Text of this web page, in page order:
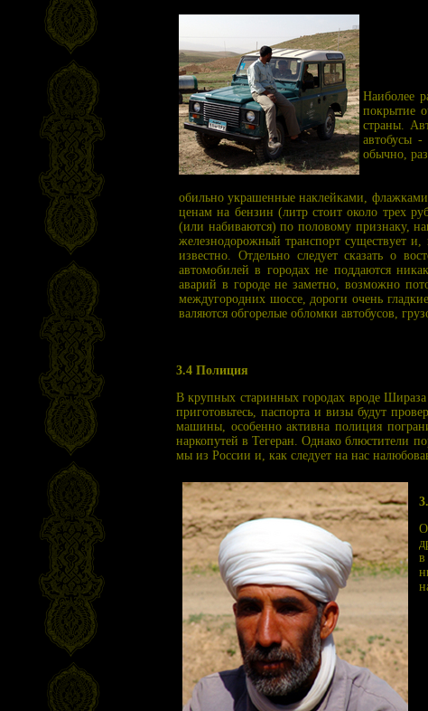
Наиболее
покрытие
страны.
автобусы
обычно,
обильно украшенные наклейками,
ценам на бензин (литр стоит около трех
(или набиваются) по половому признаку,
железнодорожный транспорт существует
известно. Отдельно следует сказать о
автомобилей в городах не поддаются
аварий в городе не заметно, возможно
междугородних шоссе, дороги очень
валяются обгорелые обломки автобусов,
3.4 Полиция
В крупных старинных городах вроде
приготовьтесь, паспорта и визы будут
машины, особенно активна полиция
наркопутей в Тегеран. Однако блюстители
мы из России и, как следует на нас
в